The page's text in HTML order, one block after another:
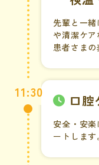
先輩と一
や清潔ケア
患者さまの
11:30
口腔
安全・安
ートします